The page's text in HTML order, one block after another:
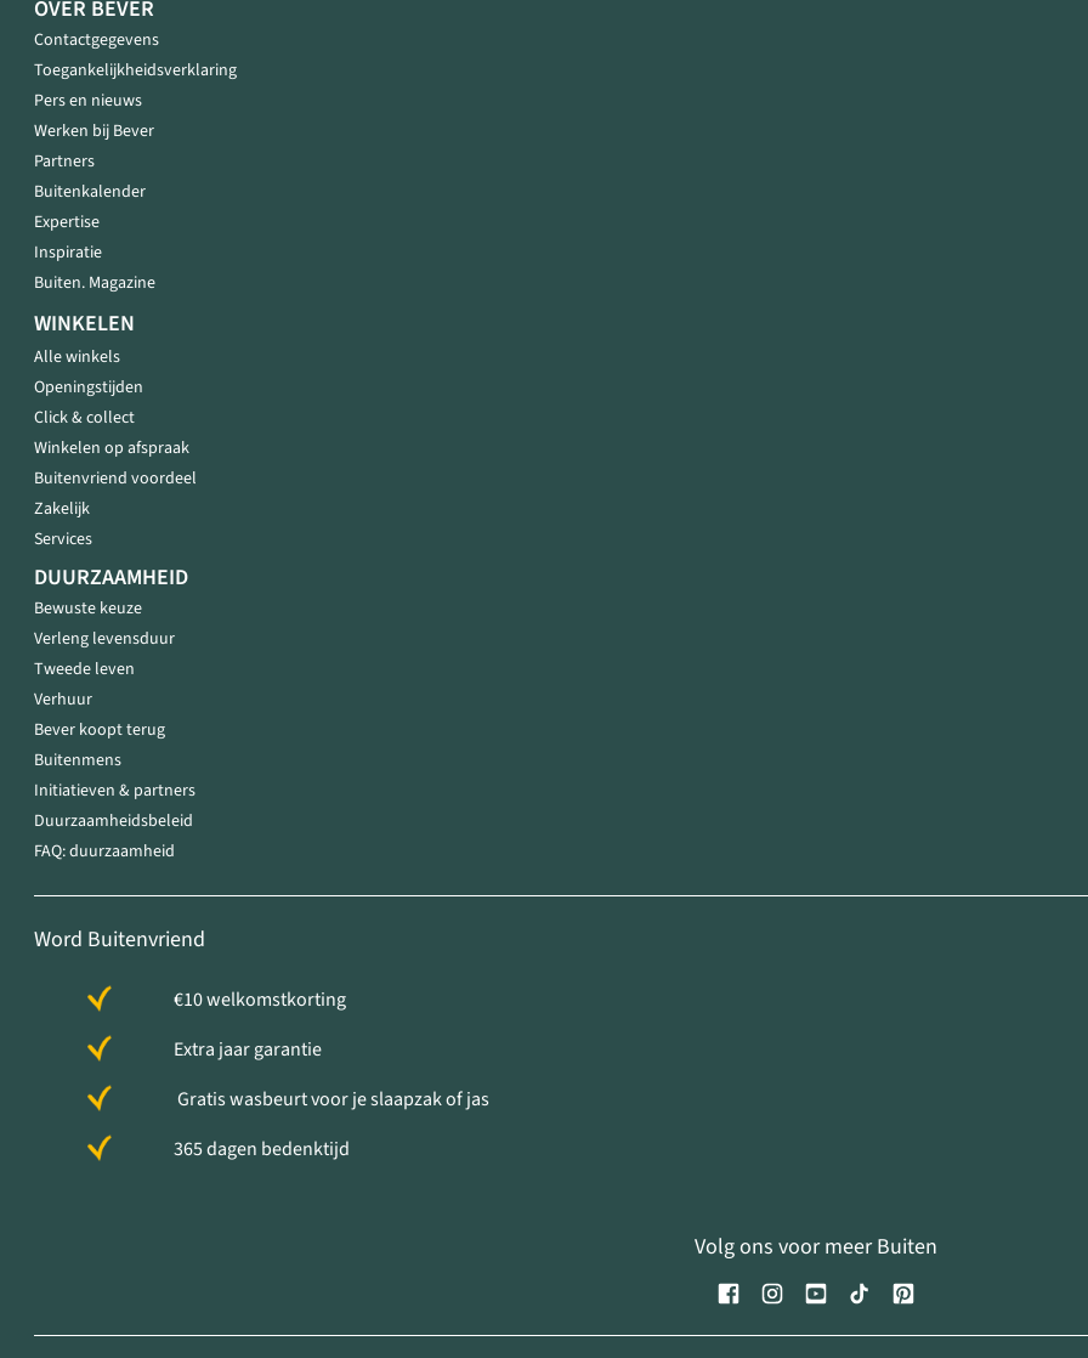
OVER BEVER
Contactgegevens
Toegankelijkheidsverklaring
Pers en nieuws
Werken bij Bever
Partners
Buitenkalender
Expertise
Inspiratie
Buiten. Magazine
WINKELEN
Alle winkels
Openingstijden
Click & collect
Winkelen op afspraak
Buitenvriend voordeel
Zakelijk
Services
DUURZAAMHEID
Bewuste keuze
Verleng levensduur
Tweede leven
Verhuur
Bever koopt terug
Buitenmens
Initiatieven & partners
Duurzaamheidsbeleid
FAQ: duurzaamheid
Word Buitenvriend
€10 welkomstkorting
Extra jaar garantie
Gratis wasbeurt voor je slaapzak of jas
365 dagen bedenktijd
Volg ons voor meer Buiten